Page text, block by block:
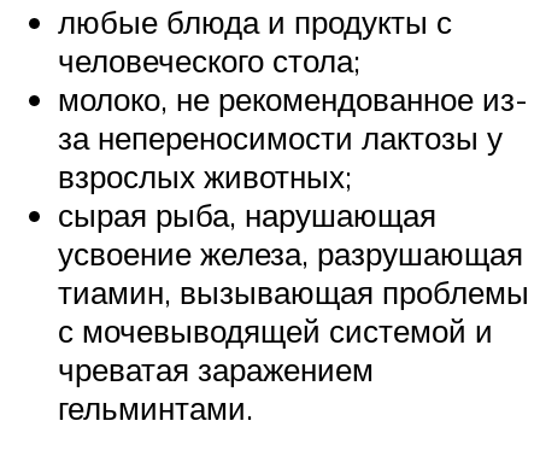
любые блюда и продукты с
человеческого стола;
молоко, не рекомендованное из-
за непереносимости лактозы у
взрослых животных;
сырая рыба, нарушающая
усвоение железа, разрушающая
тиамин, вызывающая проблемы
с мочевыводящей системой и
чреватая заражением
гельминтами.